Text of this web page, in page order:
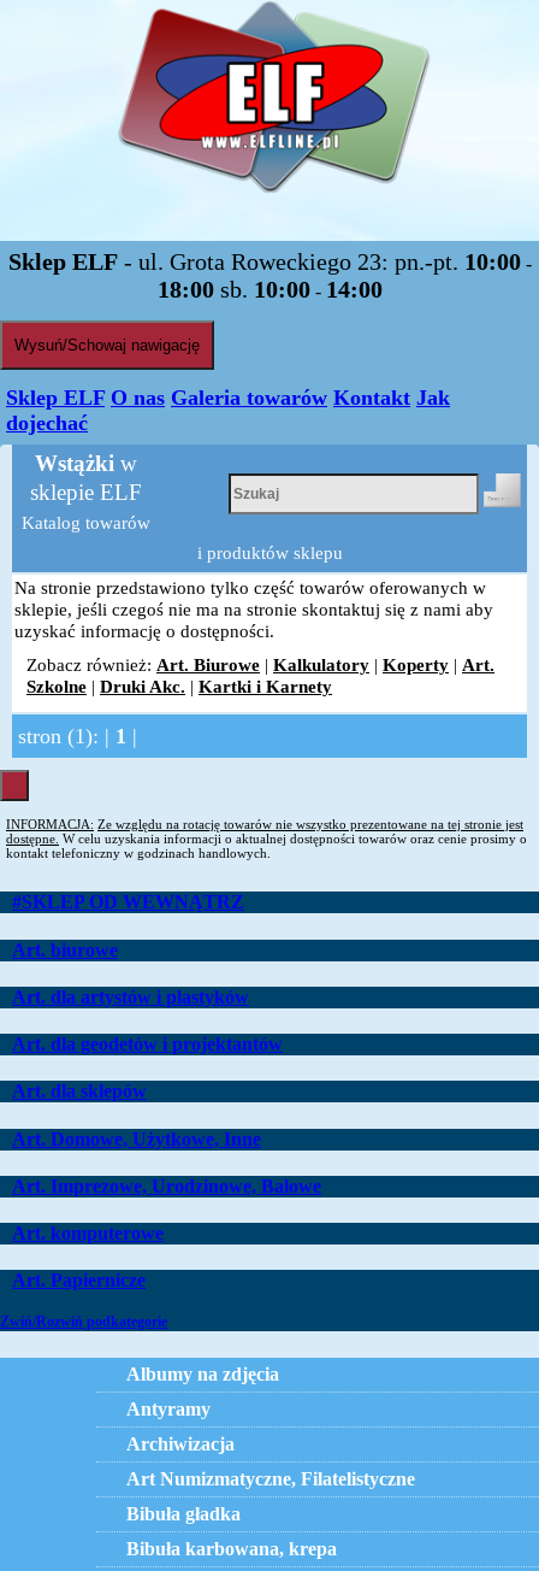
Sklep ELF- ul. Grota Roweckiego 23: pn.-pt. 10:00-
18:00sb. 10:00- 14:00
Wysuń/Schowaj nawigację
Sklep ELF O nas Galeria towarów Kontakt Jak
dojechać
Wstążki w
sklepie ELF
Katalog towarów
i produktów sklepu
Na stronie przedstawiono tylko część towarów oferowanych w
sklepie, jeśli czegoś nie ma na stronie skontaktuj się z nami aby
uzyskać informację o dostępności.
Zobacz również: Art. Biurowe | Kalkulatory | Koperty | Art.
Szkolne | Druki Akc. | Kartki i Karnety
stron (1): | 1 |
INFORMACJA: Ze względu na rotację towarów nie wszystko prezentowane na tej stronie jest
dostępne. W celu uzyskania informacji o aktualnej dostępności towarów oraz cenie prosimy o
kontakt telefoniczny w godzinach handlowych.
#SKLEP OD WEWNĄTRZ
Art. biurowe
Art. dla artystów i plastyków
Art. dla geodetów i projektantów
Art. dla sklepów
Art. Domowe, Użytkowe, Inne
Art. Imprezowe, Urodzinowe, Balowe
Art. komputerowe
Art. Papiernicze
Zwiń/Rozwiń podkategorie
Albumy na zdjęcia
Antyramy
Archiwizacja
Art Numizmatyczne, Filatelistyczne
Bibuła gładka
Bibuła karbowana, krepa